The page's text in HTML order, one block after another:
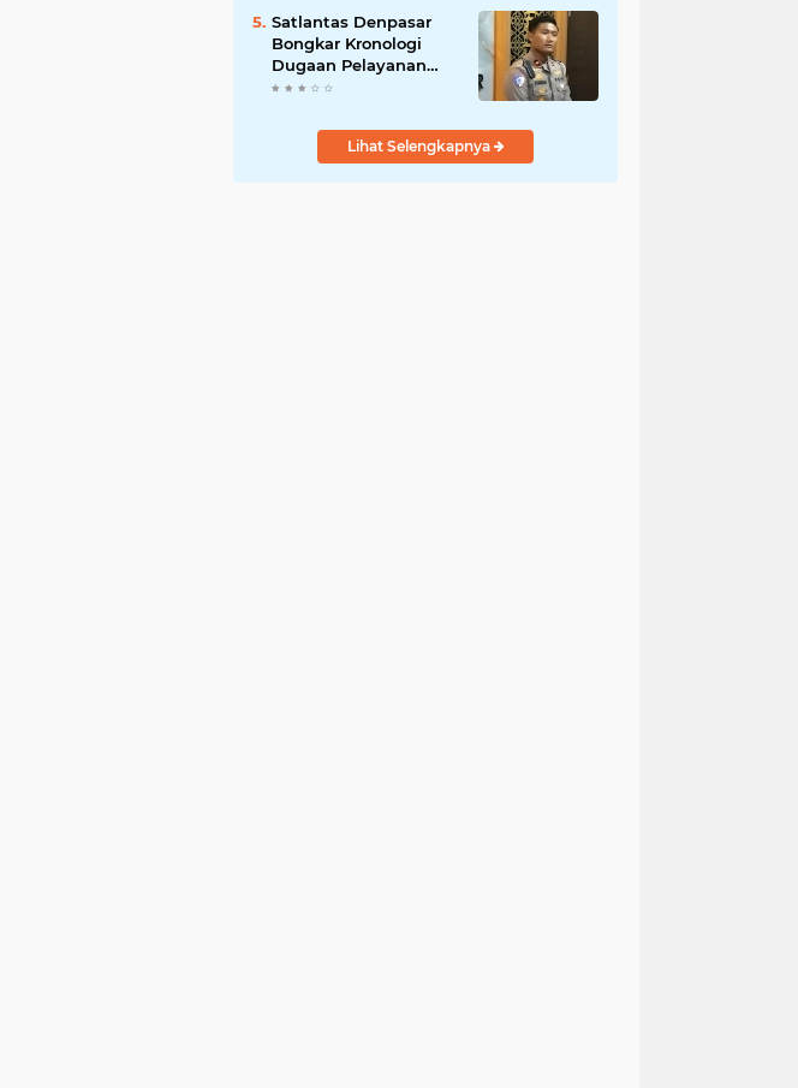
Satlantas Denpasar
Bongkar Kronologi
Dugaan Pelayanan
SIM di Luar Prosedur
Lihat Selengkapnya